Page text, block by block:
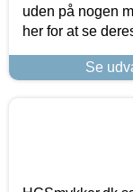
uden på nogen
her for at se
Se